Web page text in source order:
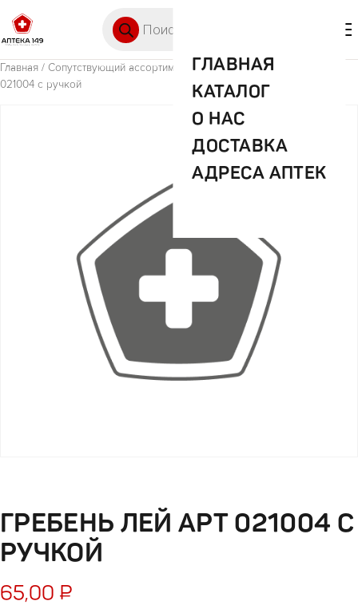
ГЛАВНАЯ
КАТАЛОГ
О НАС
ДОСТАВКА
АДРЕСА АПТЕК
Главная / Сопутствующий ассортимент (прочее)/ Гребень лей арт
021004 с ручкой
ГРЕБЕНЬ ЛЕЙ АРТ 021004 С
РУЧКОЙ
65,00 ₽